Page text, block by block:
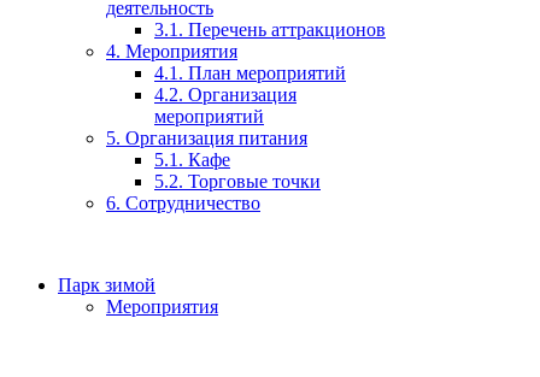
деятельность
3.1. Перечень аттракционов
4. Мероприятия
4.1. План мероприятий
4.2. Организация
мероприятий
5. Организация питания
5.1. Кафе
5.2. Торговые точки
6. Сотрудничество
Парк зимой
Мероприятия